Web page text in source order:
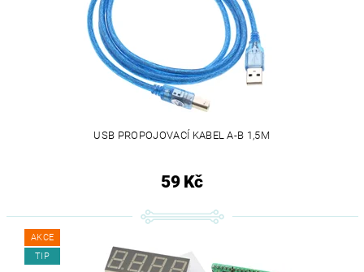
USB PROPOJOVACÍ KABEL A-B 1,5M
59 Kč
AKCE
TIP